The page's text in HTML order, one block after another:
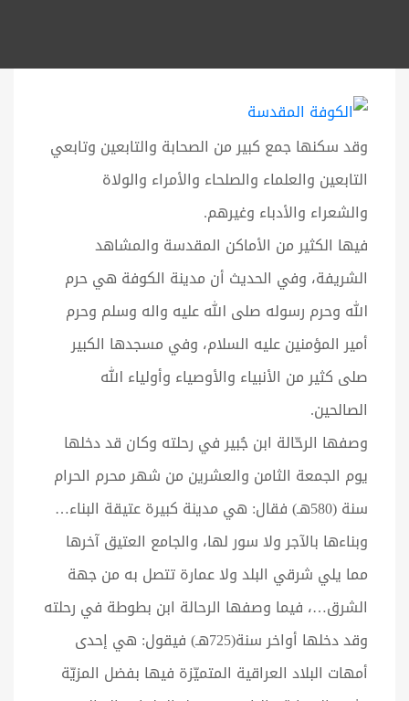
وقد سكنها جمع كبير من الصحابة والتابعين وتابعي
التابعين والعلماء والصلحاء والأمراء والولاة
والشعراء والأدباء وغيرهم.
فيها الكثير من الأماكن المقدسة والمشاهد
الشريفة، وفي الحديث أن مدينة الكوفة هي حرم
الله وحرم رسوله صلى الله عليه واله وسلم وحرم
أمير المؤمنين عليه السلام، وفي مسجدها الكبير
صلى كثير من الأنبياء والأوصياء وأولياء الله
الصالحين.
وصفها الرحّالة ابن جُبير في رحلته وكان قد دخلها
يوم الجمعة الثامن والعشرين من شهر محرم الحرام
سنة (580هـ) فقال: هي مدينة كبيرة عتيقة البناء…
وبناءها بالآجر ولا سور لها، والجامع العتيق آخرها
مما يلي شرقي البلد ولا عمارة تتصل به من جهة
الشرق…، فيما وصفها الرحالة ابن بطوطة في رحلته
وقد دخلها أواخر سنة(725هـ) فيقول: هي إحدى
أمهات البلاد العراقية المتميّزة فيها بفضل المزيّة